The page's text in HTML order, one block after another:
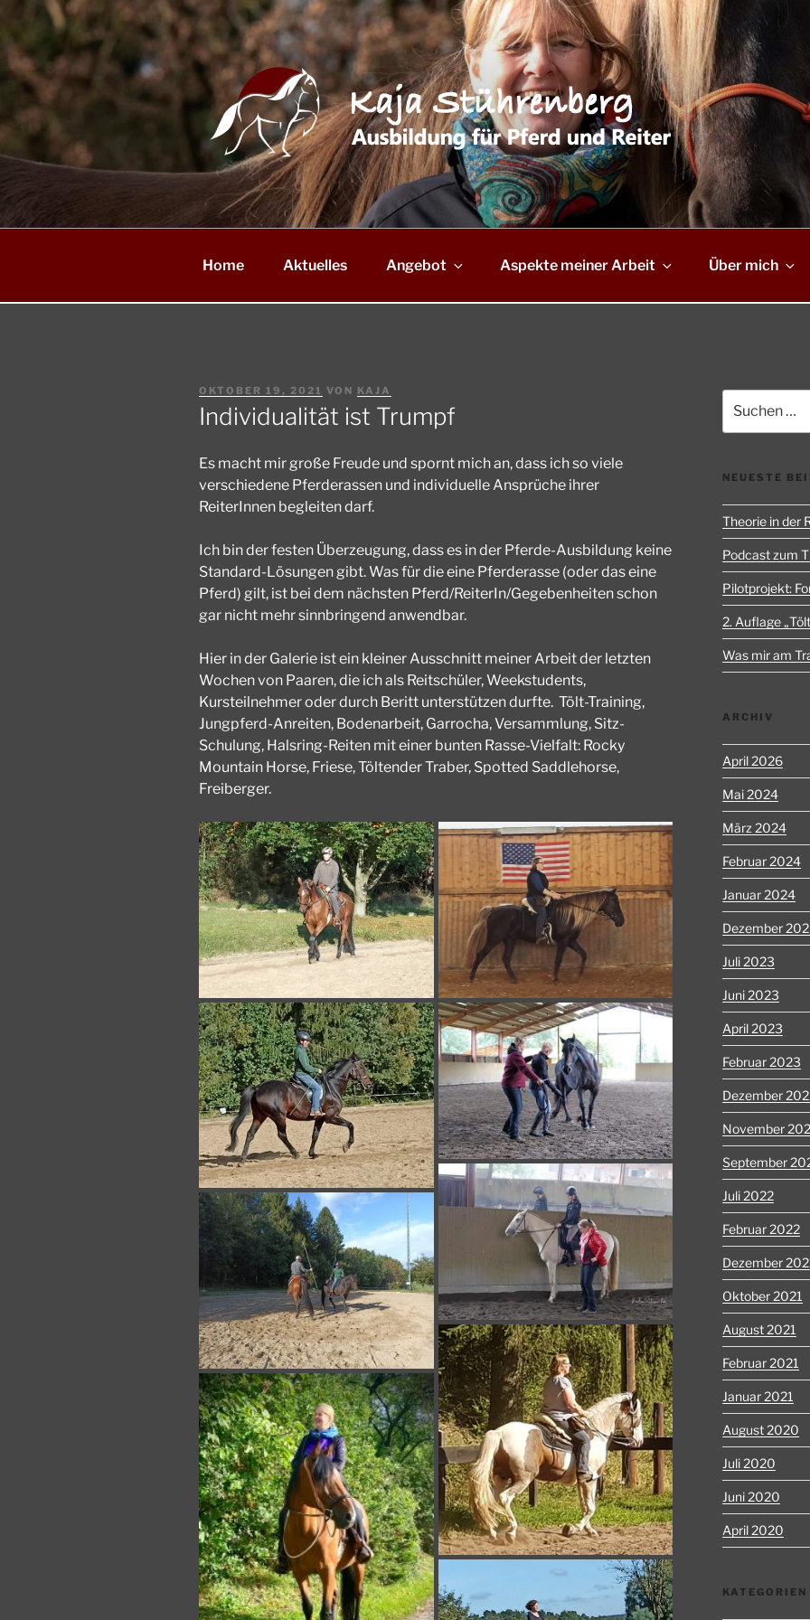
springen
Home Aktuelles Angebot Aspekte meiner Arbeit Über mich
VERÖFFENTLICHT
AM
OKTOBER 19, 2021 VON KAJA
Individualität ist Trumpf
Es macht mir große Freude und spornt mich an, dass ich so viele
verschiedene Pferderassen und individuelle Ansprüche ihrer
ReiterInnen begleiten darf.
Ich bin der festen Überzeugung, dass es in der Pferde-Ausbildung keine
Standard-Lösungen gibt. Was für die eine Pferderasse (oder das eine
Pferd) gilt, ist bei dem nächsten Pferd/ReiterIn/Gegebenheiten schon
gar nicht mehr sinnbringend anwendbar.
Hier in der Galerie ist ein kleiner Ausschnitt meiner Arbeit der letzten
Wochen von Paaren, die ich als Reitschüler, Weekstudents,
Kursteilnehmer oder durch Beritt unterstützen durfte. Tölt-Training,
Jungpferd-Anreiten, Bodenarbeit, Garrocha, Versammlung, Sitz-
Schulung, Halsring-Reiten mit einer bunten Rasse-Vielfalt: Rocky
Mountain Horse, Friese, Töltender Traber, Spotted Saddlehorse,
Freiberger.
nach:
NEUESTE
Theorie in der
Podcast zum
Pilotprojekt:
2. Auflage
Was mir am
ARCHIV
April 2026
Mai 2024
März 2024
Februar 2024
Januar 2024
Dezember
Juli 2023
Juni 2023
April 2023
Februar 2023
Dezember
November
September
Juli 2022
Februar 2022
Dezember
Oktober 2021
August 2021
Februar 2021
Januar 2021
August 2020
Juli 2020
Juni 2020
April 2020
KATEGORIEN